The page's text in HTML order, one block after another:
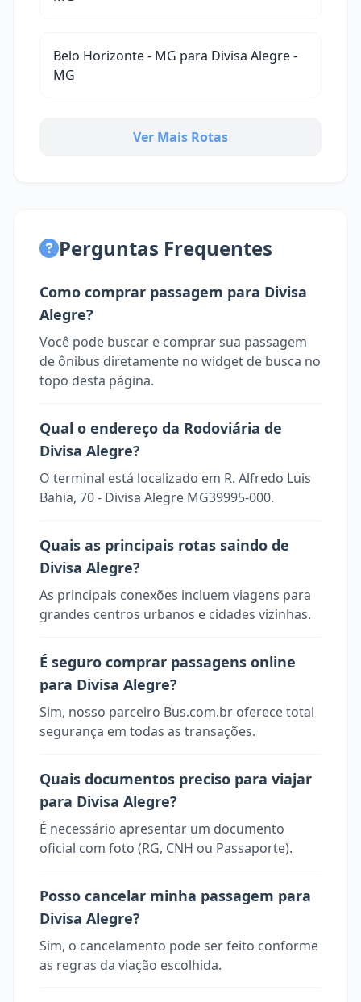
Belo Horizonte - MG para Divisa Alegre -
MG
Ver Mais Rotas
Perguntas Frequentes
Como comprar passagem para Divisa
Alegre?
Você pode buscar e comprar sua passagem
de ônibus diretamente no widget de busca no
topo desta página.
Qual o endereço da Rodoviária de
Divisa Alegre?
O terminal está localizado em R. Alfredo Luis
Bahia, 70 - Divisa Alegre MG39995-000.
Quais as principais rotas saindo de
Divisa Alegre?
As principais conexões incluem viagens para
grandes centros urbanos e cidades vizinhas.
É seguro comprar passagens online
para Divisa Alegre?
Sim, nosso parceiro Bus.com.br oferece total
segurança em todas as transações.
Quais documentos preciso para viajar
para Divisa Alegre?
É necessário apresentar um documento
oficial com foto (RG, CNH ou Passaporte).
Posso cancelar minha passagem para
Divisa Alegre?
Sim, o cancelamento pode ser feito conforme
as regras da viação escolhida.